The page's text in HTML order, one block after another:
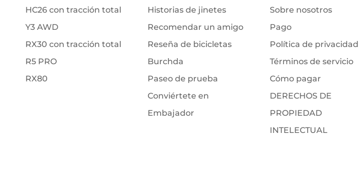
HC26 con tracción total
Y3 AWD
RX30 con tracción total
R5 PRO
RX80
Historias de jinetes
Recomendar un amigo
Reseña de bicicletas
Burchda
Paseo de prueba
Conviértete en
Embajador
Sobre nosotros
Pago
Política de privacidad
Términos de servicio
Cómo pagar
DERECHOS DE
PROPIEDAD
INTELECTUAL